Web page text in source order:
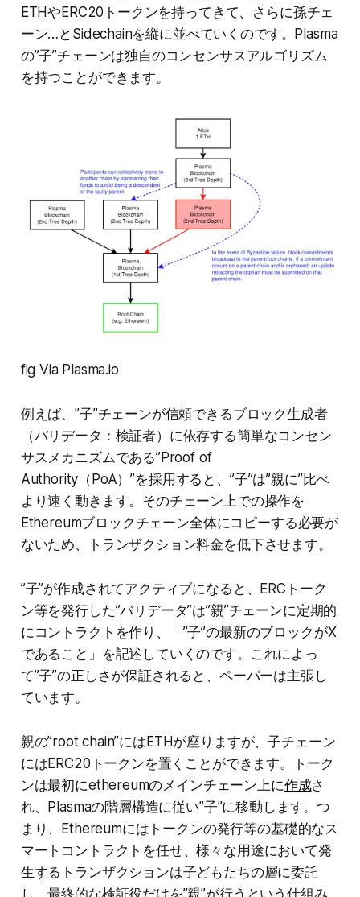
ETHやERC20トークンを持ってきて、さらに孫チェ
ーン…とSidechainを縦に並べていくのです。Plasma
の”子”チェーンは独自のコンセンサスアルゴリズム
を持つことができます。
fig Via Plasma.io
例えば、”子”チェーンが信頼できるブロック生成者
（バリデータ：検証者）に依存する簡単なコンセン
サスメカニズムである”Proof of
Authority（PoA）”を採用すると、”子”は”親に”比べ
より速く動きます。そのチェーン上での操作を
Ethereumブロックチェーン全体にコピーする必要が
ないため、トランザクション料金を低下させます。
”子”が作成されてアクティブになると、ERCトーク
ン等を発行した”バリデータ”は”親”チェーンに定期的
にコントラクトを作り、「”子”の最新のブロックがX
であること」を記述していくのです。これによっ
て”子”の正しさが保証されると、ペーパーは主張し
ています。
親の”root chain”にはETHが座りますが、子チェーン
にはERC20トークンを置くことができます。トーク
ンは最初にethereumのメインチェーン上に作成さ
れ、Plasmaの階層構造に従い”子”に移動します。つ
まり、Ethereumにはトークンの発行等の基礎的なス
マートコントラクトを任せ、様々な用途において発
生するトランザクションは子どもたちの層に委託
し、最終的な検証役だけを”親”が行うという仕組み